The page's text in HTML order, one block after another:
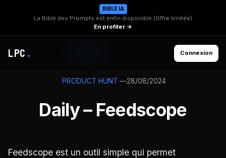
BIBLE IA
La Bible des Prompts est enfin disponible (Offre limitée)
En profiter →
LPC . Connexion
PRODUCT HUNT —28/08/2024
Daily – Feedscope
Feedscope est un outil simple qui permet